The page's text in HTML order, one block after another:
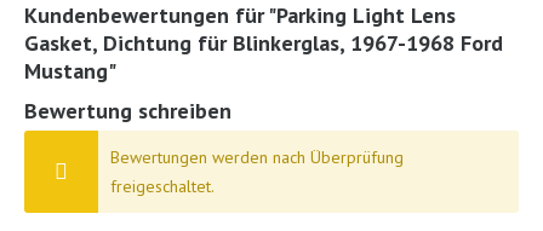
Kundenbewertungen für "Parking Light Lens
Gasket, Dichtung für Blinkerglas, 1967-1968 Ford
Mustang"
Bewertung schreiben
Bewertungen werden nach Überprüfung
freigeschaltet.